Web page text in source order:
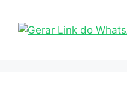
para